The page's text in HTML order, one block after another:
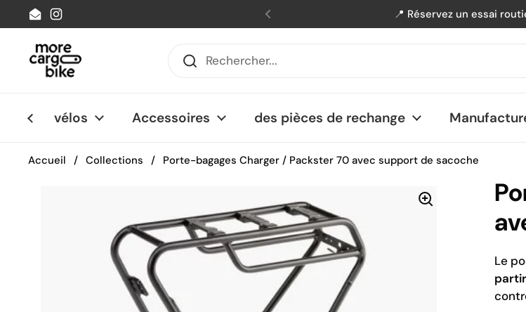
Passer au contenu
EmailInstagram Précédent
📍 Réservez un essai
vélos Accessoires des pièces de rechange
Accueil / Collections / Porte-bagages Charger / Packster 70 avec support de sacoche
Le